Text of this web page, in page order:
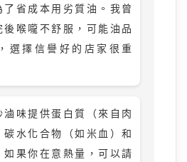
省成本用劣質油。我曾
喉嚨不舒服，可能油品
選擇信譽好的店家很重
味提供蛋白質（來自肉
水化合物（如米血）和
如果你在意熱量，可以請